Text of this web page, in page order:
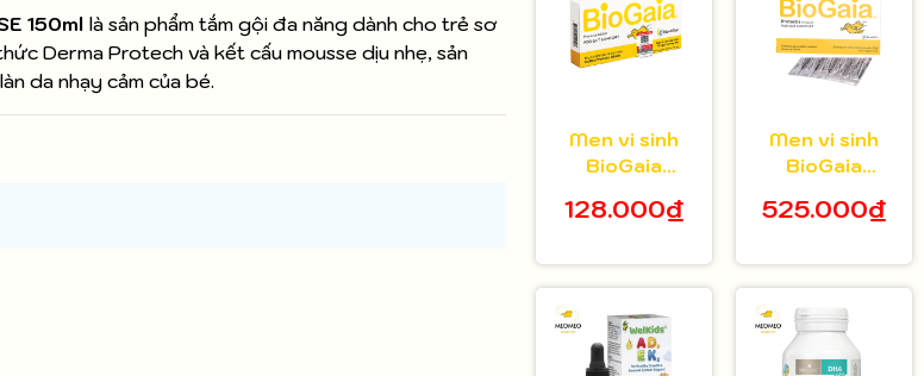
150ml là sản phẩm tắm gội đa năng dành cho trẻ sơ
Derma Protech và kết cấu mousse dịu nhẹ, sản
da nhạy cảm của bé.
Men vi sinh
BioGaia
viên hộp 10
128.000₫
Men vi sinh
BioGaia
bột hộp 30 gói
525.000₫